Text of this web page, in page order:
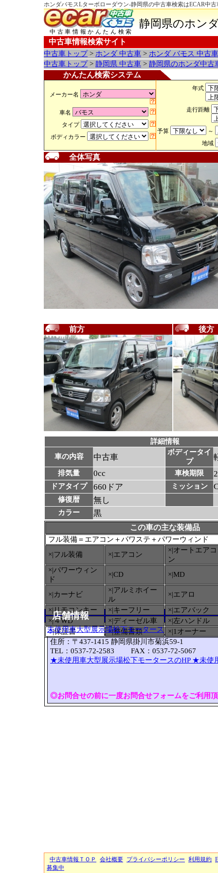
ホンダバモスLターボローダウン-静岡県の中古車検索はECAR中
中古車情報かんたん検索
静岡県のホン
中古車情報検索サイト
中古車トップ> ホンダ 中古車 > ホンダ バモス 中古
中古車トップ> 静岡県 中古車 > 静岡県のホンダ中古
かんたん検索システム
メーカー名
車名
タイプ
ボディカラー
年式
走行距離
予算
～
地域
全体写真
前方 後方
詳細情報
車の内容
中古車
ボディータイ
プ
排気量 0cc 車検期限
ドアタイプ 660ドア ミッション
修復暦 無し
カラー 黒
この車の主な装備品
フル装備＝エアコン＋パワステ＋パワーウィンド
×|フル装備
×|エアコン
×|オートエアコ
ン
×|パワーウィン
ド
×|CD ×|MD
×|カーナビ
×|アルミホイー
ル
×|エアロ
×|リモコンキー
×|キーフリー
×|エアバック
×|４WD
×|ディーゼル車
×|左ハンドル
○|保証書 ×|整備書類 ×|1オーナー
店舗情報
未使用車大型展示場松下モータース
住所：〒437-1415 静岡県掛川市菊浜59-1
TEL：0537-72-2583 FAX：0537-72-5067
★未使用車大型展示場松下モータースのHP ★未使
◎お問合せの前に一度お問合せフォームをご利用
中古車情報ＴＯＰ 会社概要 プライバシーポリシー 利用規約
募集中